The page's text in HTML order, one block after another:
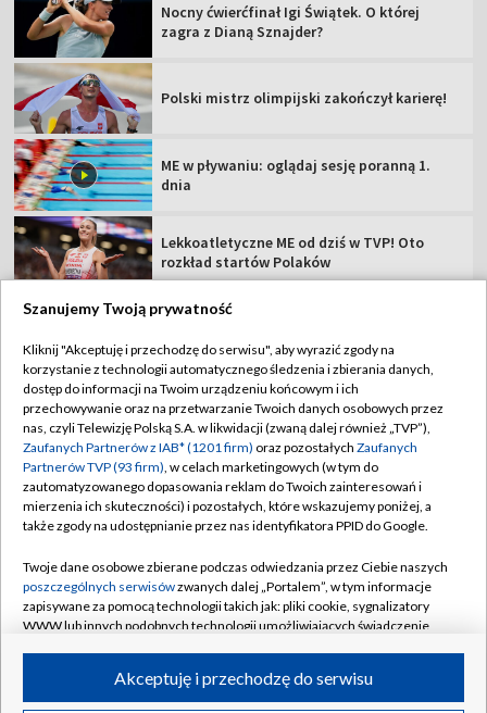
Nocny ćwierćfinał Igi Świątek. O której
zagra z Dianą Sznajder?
Polski mistrz olimpijski zakończył karierę!
ME w pływaniu: oglądaj sesję poranną 1.
dnia
Lekkoatletyczne ME od dziś w TVP! Oto
rozkład startów Polaków
TVP
Abonament TVP
Sklep TVP
Biuro Reklamy
Oferta Handlowa
Emisja w TVP
Rada Programowa
Ogłoszenia przetargowe
Akademia Telewizyjna
Regulamin TVP
Polityka prywatności
Moje zgody
Biuro reklamy
Kanały
©2026 Telewizja Polska Spółka Akcyjna w likwidacji
Szanujemy Twoją prywatność
Kliknij "Akceptuję i przechodzę do serwisu", aby wyrazić zgody na
korzystanie z technologii automatycznego śledzenia i zbierania danych,
dostęp do informacji na Twoim urządzeniu końcowym i ich
przechowywanie oraz na przetwarzanie Twoich danych osobowych przez
nas, czyli Telewizję Polską S.A. w likwidacji (zwaną dalej również „TVP”),
Zaufanych Partnerów z IAB* (1201 firm) oraz pozostałych Zaufanych
Partnerów TVP (93 firm), w celach marketingowych (w tym do
zautomatyzowanego dopasowania reklam do Twoich zainteresowań i
mierzenia ich skuteczności) i pozostałych, które wskazujemy poniżej, a
także zgody na udostępnianie przez nas identyfikatora PPID do Google.
Twoje dane osobowe zbierane podczas odwiedzania przez Ciebie naszych
poszczególnych serwisówzwanych dalej „Portalem”, w tym informacje
zapisywane za pomocą technologii takich jak: pliki cookie, sygnalizatory
WWW lub innych podobnych technologii umożliwiających świadczenie
ruchu w Internecie.Akceptuję i przechodzę do serwisu